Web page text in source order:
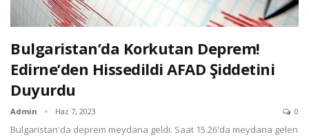
Bulgaristan’da Korkutan Deprem!
Edirne’den Hissedildi AFAD Şiddetini
Duyurdu
Admin Haz 7, 2023 0
Bulgaristan'da deprem meydana geldi. Saat 15.26'da meydana gelen